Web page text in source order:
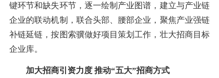
键环节和缺失环节，逐一绘制产业图谱，建立与产业链
企业的联动机制，联合头部、腰部企业，聚焦产业强链
补链延链，按图索骥做好项目策划工作，壮大招商目标
企业库。
加大招商引资力度 推动“五大”招商方式